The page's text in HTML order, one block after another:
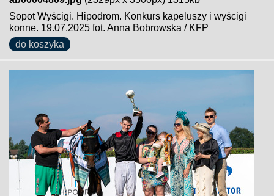
Sopot Wyścigi. Hipodrom. Konkurs kapeluszy i wyścigi
konne. 19.07.2025 fot. Anna Bobrowska / KFP
do koszyka